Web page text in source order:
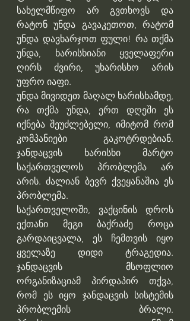
სახელმწიფო არ გვთხოვს და
რატონ უნდა გავაკეთოთ, რატომ
უნდა დავხარჯოთ ფული! რა თქმა
უნდა, ხარისხიანი ყველაფერი
ღირს ძვირი, უხარისხო არის
უფრო იაფი.
უნდა მივიდეთ მაღალ ხარისხამდე,
რა თქმა უნდა, ერთ დღეში ეს
იქნება შეუძლებელი, იმიტომ რომ
კომპანიები გაკოტრდებიან.
ჯანდაცვის ხარისხი მარტო
საქართველოს პრობლემა არ
არის. ძალიან ბევრ ქვეყანაშია ეს
პრობლემა.
საქართველოში, ვაქცინის დროს
ექთანი მეგი ბაქრაძე როცა
გარდაიცვალა, ეს ჩემთვის იყო
ყველაზე დიდი ტრაგედია.
ჯანდაცვის მსოფლიო
ორგანიზაციამ პირდაპირ თქვა,
რომ ეს იყო ჯანდაცვის სისტემის
პრობლემის ბრალი.